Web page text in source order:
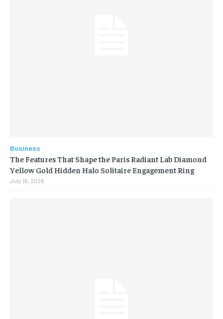
Business
The Features That Shape the Paris Radiant Lab Diamond
Yellow Gold Hidden Halo Solitaire Engagement Ring
July 16, 2026